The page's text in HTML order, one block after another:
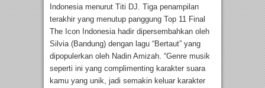
Indonesia menurut Titi DJ. Tiga penampilan
terakhir yang menutup panggung Top 11 Final
The Icon Indonesia hadir dipersembahkan oleh
Silvia (Bandung) dengan lagu “Bertaut” yang
dipopulerkan oleh Nadin Amizah. “Genre musik
seperti ini yang complimenting karakter suara
kamu yang unik, jadi semakin keluar karakter